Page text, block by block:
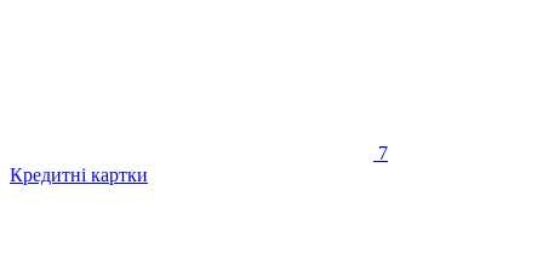
7
Кредитні картки